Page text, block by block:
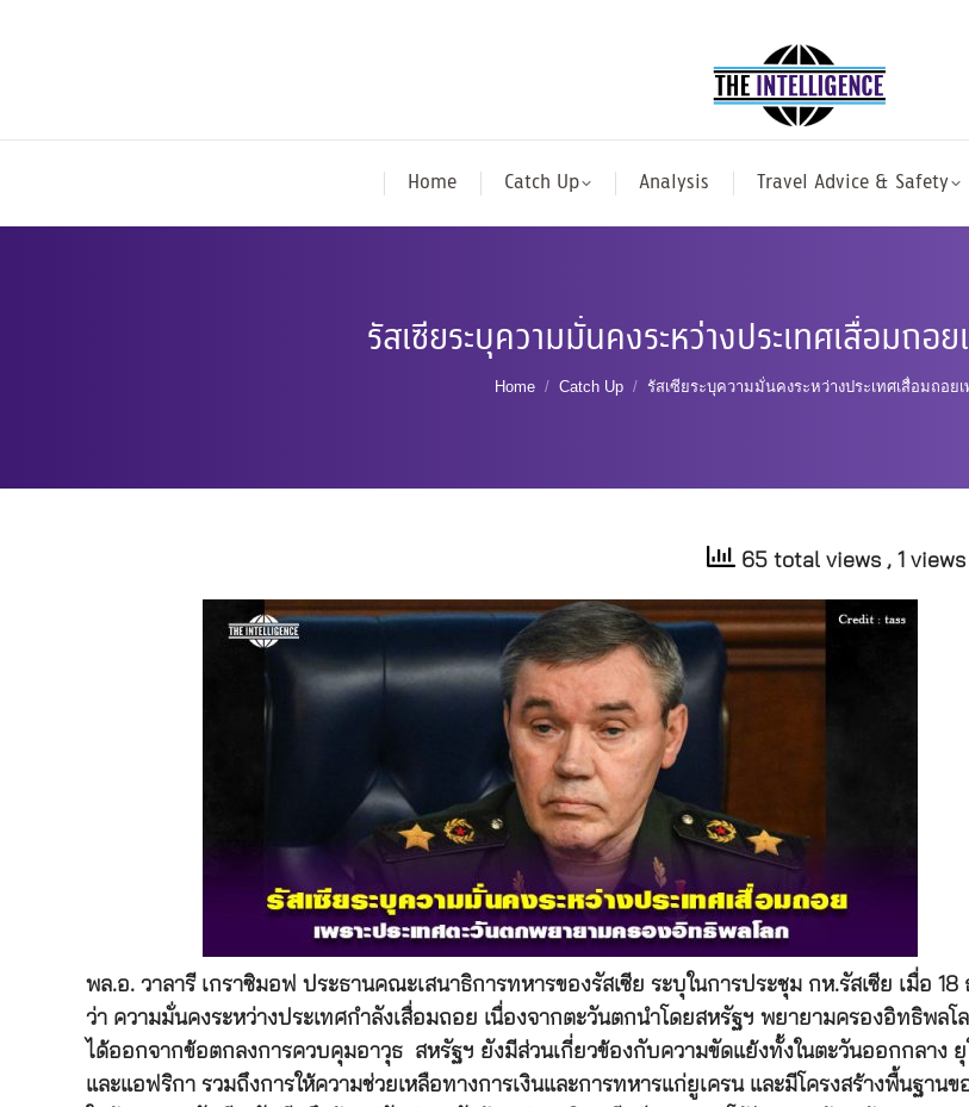
Home Catch Up Analysis Travel Advice & Safety
รัสเซียระบุความมั่นคงระหว่างประเทศเสื่อมถอย
You are here:
Home Catch Up รัสเซียระบุความมั่นคงระหว่างประเทศเสื่อมถอย
65 total views , 1
พล.อ. วาลารี เกราซิมอฟ ประธานคณะเสนาธิการทหารของรัสเซีย ระบุในการประชุม กห.รัสเซีย เมื่อ 18
ว่า ความมั่นคงระหว่างประเทศกำลังเสื่อมถอย เนื่องจากตะวันตกนำโดยสหรัฐฯ พยายามครองอิทธิพลโ
ได้ออกจากข้อตกลงการควบคุมอาวุธ สหรัฐฯ ยังมีส่วนเกี่ยวข้องกับความขัดแย้งทั้งในตะวันออกกลาง ยุ
และแอฟริกา รวมถึงการให้ความช่วยเหลือทางการเงินและการทหารแก่ยูเครน และมีโครงสร้างพื้นฐานข